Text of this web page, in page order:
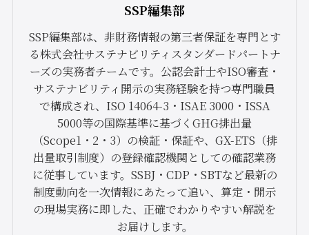
SSP編集部
SSP編集部は、非財務情報の第三者保証を専門とす
る株式会社サステナビリティスタンダードパートナ
ーズの実務者チームです。公認会計士やISO審査・
サステナビリティ開示の実務経験を持つ専門職員
で構成され、ISO 14064-3・ISAE 3000・ISSA
5000等の国際基準に基づくGHG排出量
（Scope1・2・3）の検証・保証や、GX-ETS（排
出量取引制度）の登録確認機関としての確認業務
に従事しています。SSBJ・CDP・SBTなど最新の
制度動向を一次情報にあたって追い、算定・開示
の現場実務に即した、正確でわかりやすい解説を
お届けします。